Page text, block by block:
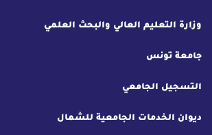
وزارة التعليم العالي والبحث العلمي
جامعة تونس
التسجيل الجامعي
ديوان الخدمات الجامعية للشمال